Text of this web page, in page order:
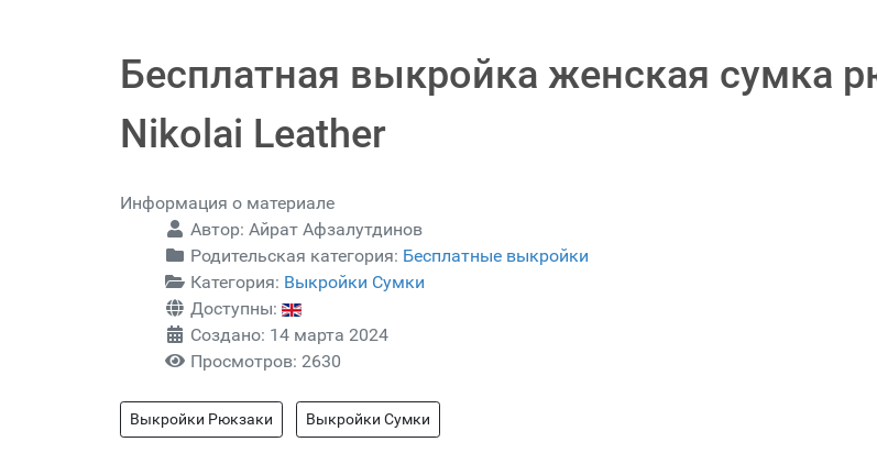
Бесплатная выкройка женская сумка
Nikolai Leather
Информация о материале
Автор: Айрат Афзалутдинов
Родительская категория: Бесплатные выкройки
Категория: Выкройки Сумки
Доступны:
Создано: 14 марта 2024
Просмотров: 2630
Выкройки Рюкзаки Выкройки Сумки